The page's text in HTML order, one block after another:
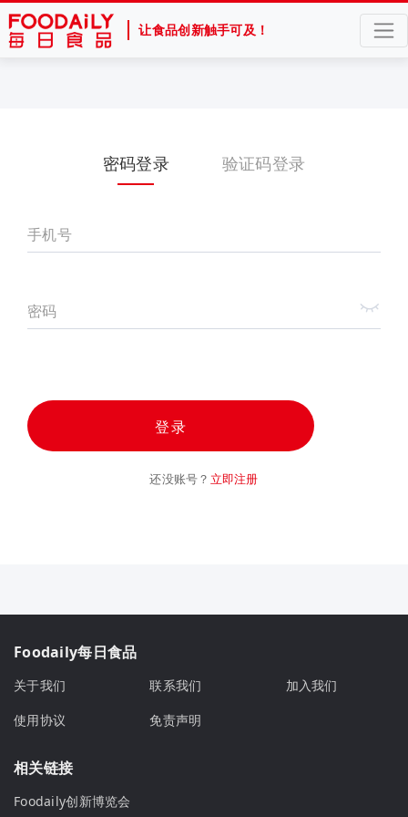
让食品创新触手可及！
密码登录 验证码登录
手机号
密码
登录
还没账号？ 立即注册
Foodaily每日食品
关于我们 联系我们
加入我们
使用协议
免责声明
相关链接
Foodaily创新博览会